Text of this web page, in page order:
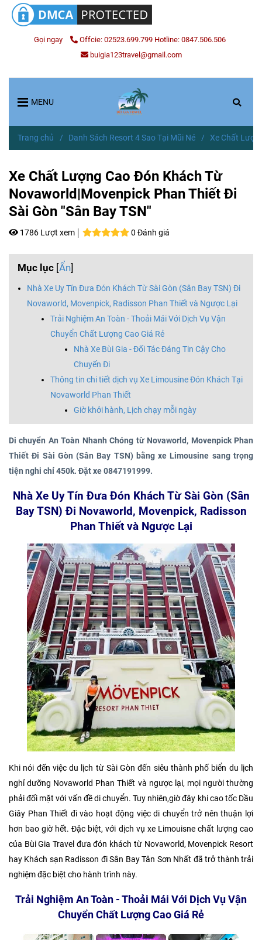
Gọi ngay
Offcie: 02523.699.799 Hotline: 0847.506.506
buigia123travel@gmail.com
MENU
Trang chủ / Danh Sách Resort 4 Sao Tại Mũi Né / Xe Chất
Xe Chất Lượng Cao Đón Khách Từ
Novaworld|Movenpick Phan Thiết Đi
Sài Gòn "Sân Bay TSN"
1786 Lượt xem 0 Đánh giá
Mục lục [Ẩn]
Nhà Xe Uy Tín Đưa Đón Khách Từ Sài Gòn (Sân Bay TSN) Đi
Novaworld, Movenpick, Radisson Phan Thiết và Ngược Lại
Trải Nghiệm An Toàn - Thoải Mái Với Dịch Vụ Vận
Chuyển Chất Lượng Cao Giá Rẻ
Nhà Xe Bùi Gia - Đối Tác Đáng Tin Cậy Cho
Chuyến Đi
Thông tin chi tiết dịch vụ Xe Limousine Đón Khách Tại
Novaworld Phan Thiết
Giờ khởi hành, Lịch chạy mỗi ngày
Di chuyển An Toàn Nhanh Chóng từ Novaworld, Movenpick Phan
Thiết Đi Sài Gòn (Sân Bay TSN) bằng xe Limousine sang trọng
tiện nghi chỉ 450k. Đặt xe 0847191999.
Nhà Xe Uy Tín Đưa Đón Khách Từ Sài Gòn (Sân
Bay TSN) Đi Novaworld, Movenpick, Radisson
Phan Thiết và Ngược Lại
Khi nói đến việc du lịch từ Sài Gòn đến siêu thành phố biển du lịch
nghỉ dưỡng Novaworld Phan Thiết và ngược lại, mọi người thường
phải đối mặt với vấn đề di chuyển. Tuy nhiên,giờ đây khi cao tốc Dầu
Giây Phan Thiết đi vào hoạt động việc di chuyển trở nên thuận lợi
hơn bao giờ hết. Đặc biệt, với dịch vụ xe Limouisne chất lượng cao
của Bùi Gia Travel đưa đón khách từ Novaworld, Movenpick Resort
hay Khách sạn Radisson đi Sân Bay Tân Sơn Nhất đã trở thành trải
nghiệm đặc biệt cho hành trình này.
Trải Nghiệm An Toàn - Thoải Mái Với Dịch Vụ Vận
Chuyển Chất Lượng Cao Giá Rẻ